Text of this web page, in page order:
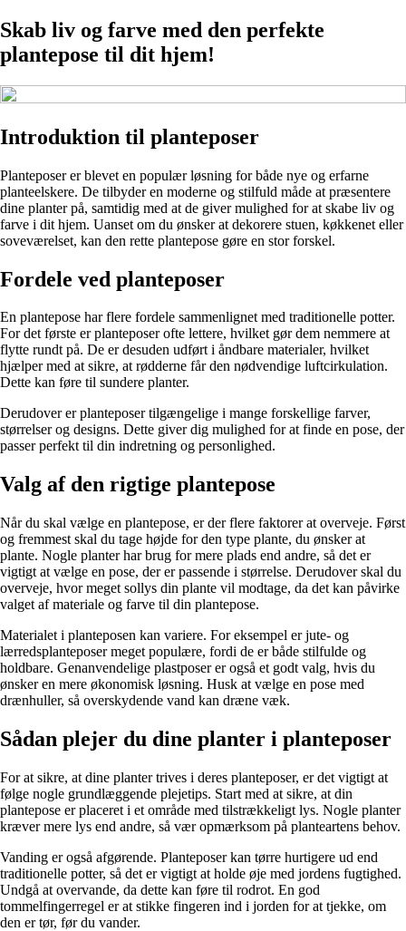
Skab liv og farve med den perfekte
plantepose til dit hjem!
Introduktion til planteposer
Planteposer er blevet en populær løsning for både nye og erfarne
planteelskere. De tilbyder en moderne og stilfuld måde at præsentere
dine planter på, samtidig med at de giver mulighed for at skabe liv og
farve i dit hjem. Uanset om du ønsker at dekorere stuen, køkkenet eller
soveværelset, kan den rette plantepose gøre en stor forskel.
Fordele ved planteposer
En plantepose har flere fordele sammenlignet med traditionelle potter.
For det første er planteposer ofte lettere, hvilket gør dem nemmere at
flytte rundt på. De er desuden udført i åndbare materialer, hvilket
hjælper med at sikre, at rødderne får den nødvendige luftcirkulation.
Dette kan føre til sundere planter.
Derudover er planteposer tilgængelige i mange forskellige farver,
størrelser og designs. Dette giver dig mulighed for at finde en pose, der
passer perfekt til din indretning og personlighed.
Valg af den rigtige plantepose
Når du skal vælge en plantepose, er der flere faktorer at overveje. Først
og fremmest skal du tage højde for den type plante, du ønsker at
plante. Nogle planter har brug for mere plads end andre, så det er
vigtigt at vælge en pose, der er passende i størrelse. Derudover skal du
overveje, hvor meget sollys din plante vil modtage, da det kan påvirke
valget af materiale og farve til din plantepose.
Materialet i planteposen kan variere. For eksempel er jute- og
lærredsplanteposer meget populære, fordi de er både stilfulde og
holdbare. Genanvendelige plastposer er også et godt valg, hvis du
ønsker en mere økonomisk løsning. Husk at vælge en pose med
drænhuller, så overskydende vand kan dræne væk.
Sådan plejer du dine planter i planteposer
For at sikre, at dine planter trives i deres planteposer, er det vigtigt at
følge nogle grundlæggende plejetips. Start med at sikre, at din
plantepose er placeret i et område med tilstrækkeligt lys. Nogle planter
kræver mere lys end andre, så vær opmærksom på planteartens behov.
Vanding er også afgørende. Planteposer kan tørre hurtigere ud end
traditionelle potter, så det er vigtigt at holde øje med jordens fugtighed.
Undgå at overvande, da dette kan føre til rodrot. En god
tommelfingerregel er at stikke fingeren ind i jorden for at tjekke, om
den er tør, før du vander.